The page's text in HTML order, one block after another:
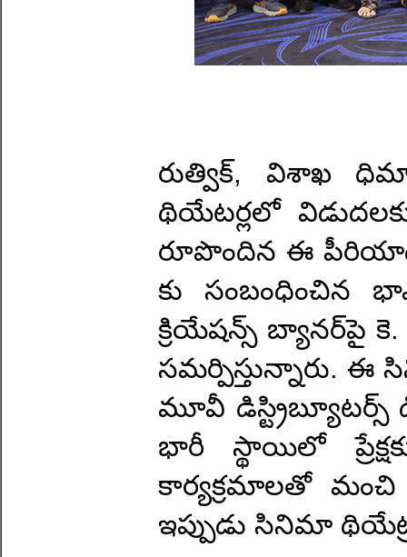
రుత్విక్, విశాఖ
థియేటర్లలో
రూపొందిన ఈ
కు సంబంధించిన
క్రియేషన్స్ బ్యానర్‌పై
సమర్పిస్తున్నారు. ఈ
మూవీ
భారీ స్థాయిలో
కార్యక్రమాలతో మంచి
ఇప్పుడు సినిమా